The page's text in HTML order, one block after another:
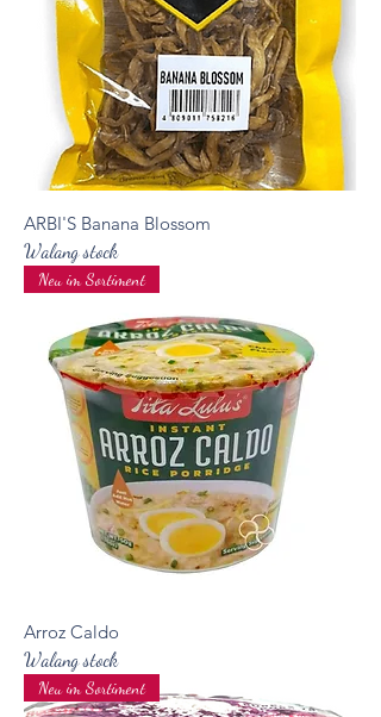
ARBI'S Banana Blossom
Walang stock
Neu im Sortiment
Arroz Caldo
Walang stock
Neu im Sortiment